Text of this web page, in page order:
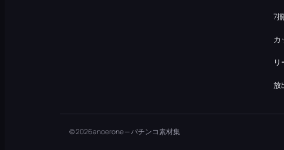
7
カ
放
© 2026 anoerone — パチンコ素材集